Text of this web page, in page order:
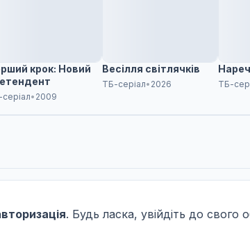
крок: Новий
• 2009
Весілля світлячків
ТБ-серіал• 2026 ТБ-
. Будь ласка, увійдіть до свого